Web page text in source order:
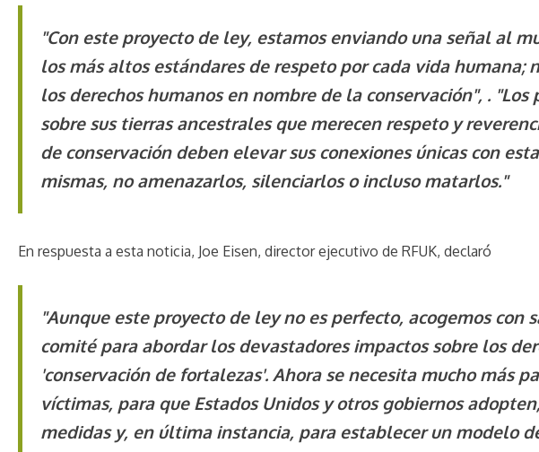
"Con este proyecto de ley, estamos enviando una señal al
los más altos estándares de respeto por cada vida humana;
los derechos humanos en nombre de la conservación", .
sobre sus tierras ancestrales que merecen respeto y
de conservación deben elevar sus conexiones únicas con
mismas, no amenazarlos, silenciarlos o incluso matarlos."
En respuesta a esta noticia, Joe Eisen, director ejecutivo de RFUK, declaró
"Aunque este proyecto de ley no es perfecto, acogemos con
comité para abordar los devastadores impactos sobre los
'conservación de fortalezas'. Ahora se necesita mucho más
víctimas, para que Estados Unidos y otros gobiernos
medidas y, en última instancia, para establecer un modelo